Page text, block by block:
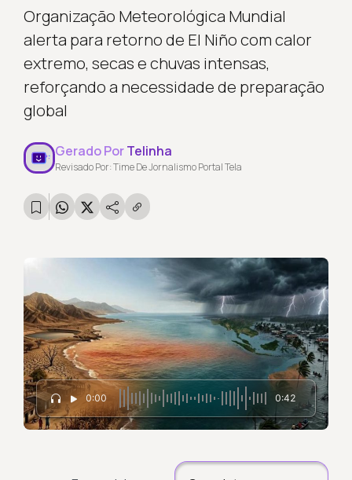
Organização Meteorológica Mundial
alerta para retorno de El Niño com calor
extremo, secas e chuvas intensas,
reforçando a necessidade de preparação
global
Gerado PorTelinha
Revisado Por: Time De Jornalismo Portal Tela
0:00 0:42